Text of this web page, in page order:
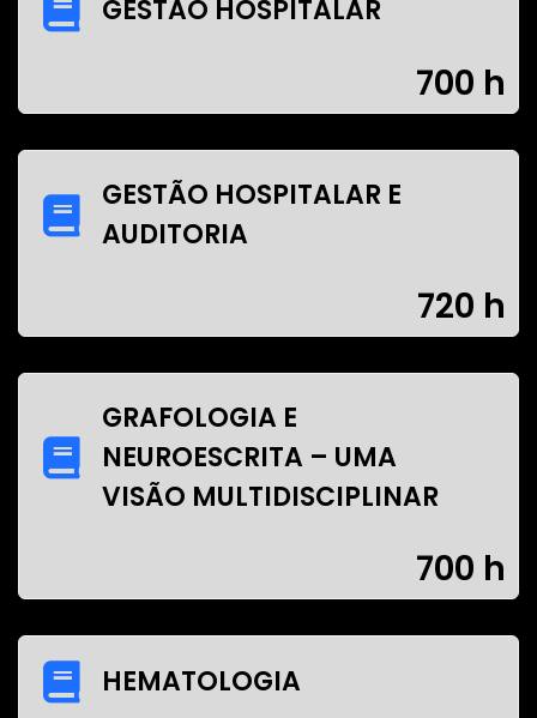
GESTÃO HOSPITALAR
700 h
GESTÃO HOSPITALAR E
AUDITORIA
720 h
GRAFOLOGIA E
NEUROESCRITA – UMA
VISÃO MULTIDISCIPLINAR
700 h
HEMATOLOGIA